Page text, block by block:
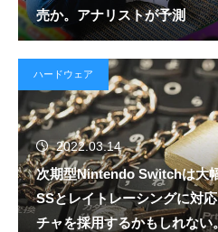
売か。アナリストが予測
ハードウェア
2022.03.14
次期型Nintendo Switchは大
SSとレイトレーシングに対
チャを採用するかもしれない